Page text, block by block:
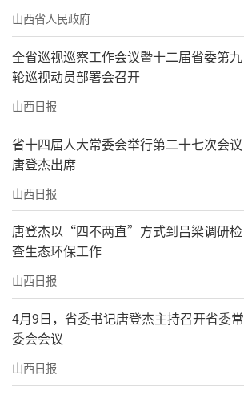
山西省人民政府
全省巡视巡察工作会议暨十二届省委第九
轮巡视动员部署会召开
山西日报
省十四届人大常委会举行第二十七次会议
唐登杰出席
山西日报
唐登杰以“四不两直”方式到吕梁调研检
查生态环保工作
山西日报
4月9日，省委书记唐登杰主持召开省委常
委会会议
山西日报